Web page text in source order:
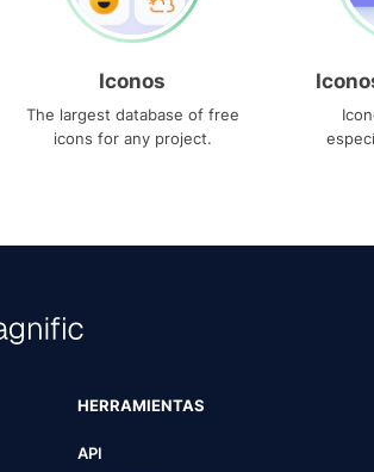
Iconos
The largest database of free
icons for any project.
HERRAMIENTAS
API